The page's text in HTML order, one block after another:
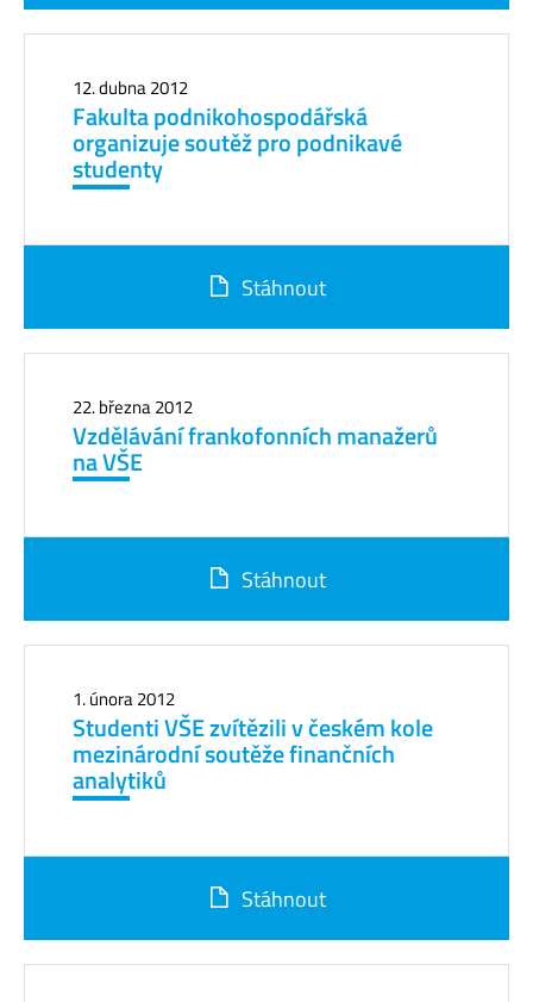
12. dubna 2012
Fakulta podnikohospodářská
organizuje soutěž pro podnikavé
studenty
Stáhnout
22. března 2012
Vzdělávání frankofonních manažerů
na VŠE
Stáhnout
1. února 2012
Studenti VŠE zvítězili v českém kole
mezinárodní soutěže finančních
analytiků
Stáhnout